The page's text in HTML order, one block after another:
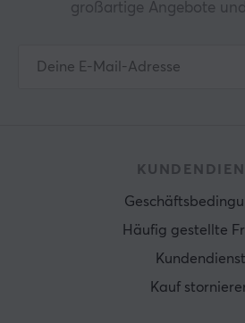
großartige Angebote
Häufig gestellte
Kundendienst
Kauf